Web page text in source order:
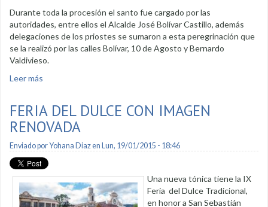
Durante toda la procesión el santo fue cargado por las
autoridades, entre ellos el Alcalde José Bolívar Castillo, además
delegaciones de los priostes se sumaron a esta peregrinación que
se la realizó por las calles Bolívar, 10 de Agosto y Bernardo
Valdivieso.
Leer más
FERIA DEL DULCE CON IMAGEN
RENOVADA
Enviado porYohana Diazen Lun, 19/01/2015 - 18:46
Una nueva tónica tiene la IX
Feria del Dulce Tradicional,
en honor a San Sebastián